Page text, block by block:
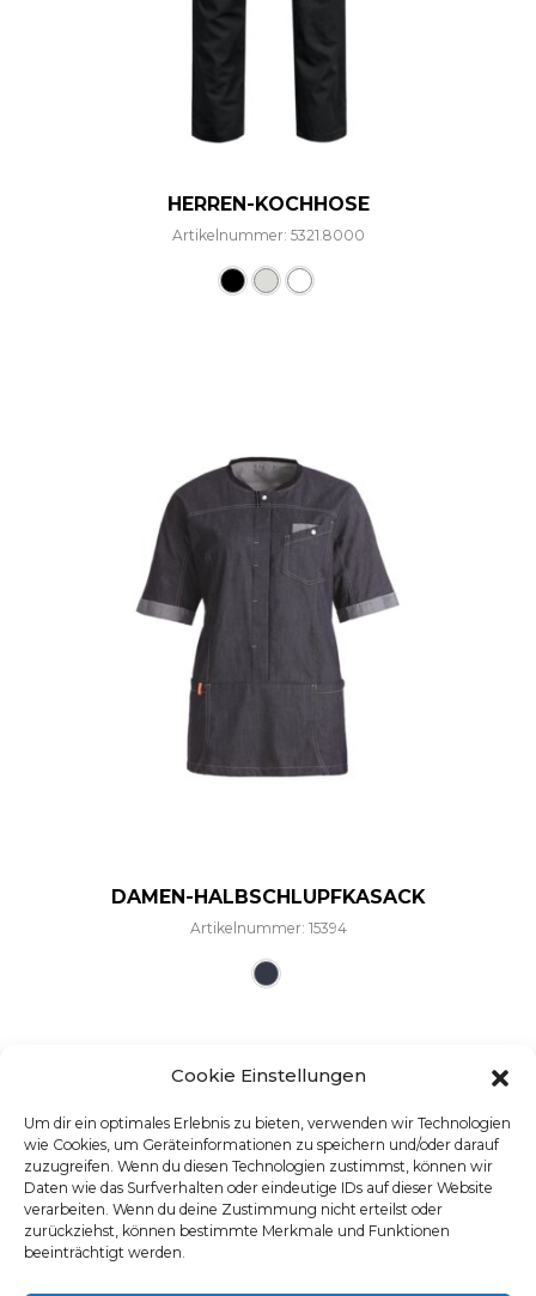
Cookie Einstellungen
Um dir ein optimales Erlebnis zu bieten, verwenden wir Technologien
wie Cookies, um Geräteinformationen zu speichern und/oder darauf
zuzugreifen. Wenn du diesen Technologien zustimmst, können wir
Daten wie das Surfverhalten oder eindeutige IDs auf dieser Website
verarbeiten. Wenn du deine Zustimmung nicht erteilst oder
zurückziehst, können bestimmte Merkmale und Funktionen
beeinträchtigt werden.
HERREN-KOCHHOSE
Artikelnummer: 5321.8000
DAMEN-HALBSCHLUPFKASACK
Artikelnummer: 15394